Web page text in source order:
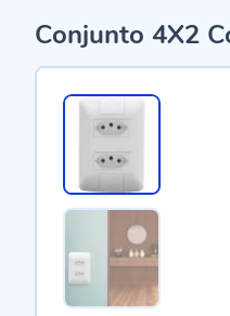
Conjunto 4X2